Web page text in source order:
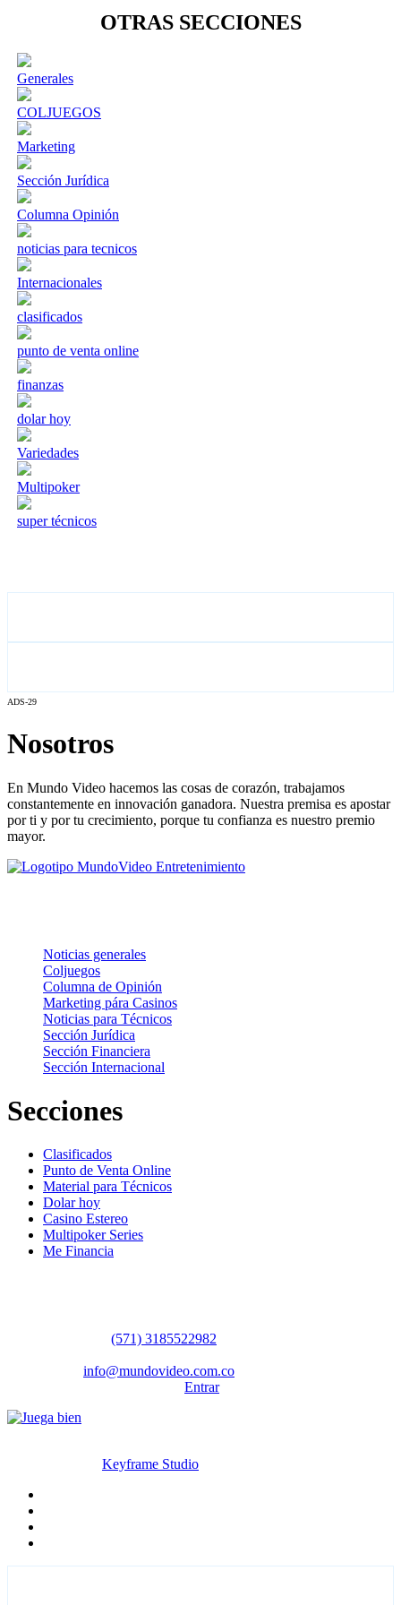
OTRAS SECCIONES
Generales
COLJUEGOS
Marketing
Sección Jurídica
Columna Opinión
noticias para tecnicos
Internacionales
clasificados
punto de venta online
finanzas
dolar hoy
Variedades
Multipoker
super técnicos
ADS-29
Nosotros
En Mundo Video hacemos las cosas de corazón, trabajamos
constantemente en innovación ganadora. Nuestra premisa es apostar
por ti y por tu crecimiento, porque tu confianza es nuestro premio
mayor.
Noticias generales
Coljuegos
Columna de Opinión
Marketing pára Casinos
Noticias para Técnicos
Sección Jurídica
Sección Financiera
Sección Internacional
Secciones
Clasificados
Punto de Venta Online
Material para Técnicos
Dolar hoy
Casino Estereo
Multipoker Series
Me Financia
(57​​1) 3185522982
info@mundovideo.com.co
Entrar
Keyframe Studio